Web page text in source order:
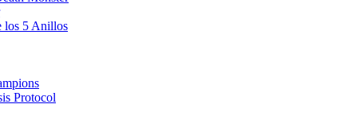
los 5 Anillos
Protocol